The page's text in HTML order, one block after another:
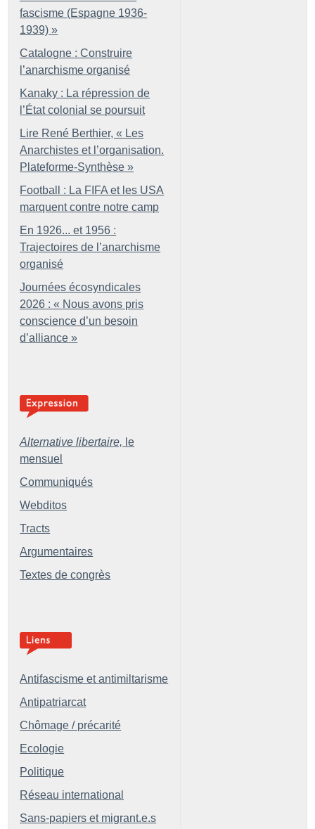
fascisme (Espagne 1936-
1939) »
Catalogne : Construire
l’anarchisme organisé
Kanaky : La répression de
l’État colonial se poursuit
Lire René Berthier, « Les
Anarchistes et l’organisation.
Plateforme-Synthèse »
Football : La FIFA et les USA
marquent contre notre camp
En 1926... et 1956 :
Trajectoires de l’anarchisme
organisé
Journées écosyndicales
2026 : « Nous avons pris
conscience d’un besoin
d’alliance »
Alternative libertaire, le
mensuel
Communiqués
Webditos
Tracts
Argumentaires
Textes de congrès
Antifascisme et antimiltarisme
Antipatriarcat
Chômage / précarité
Ecologie
Politique
Réseau international
Sans-papiers et migrant.e.s